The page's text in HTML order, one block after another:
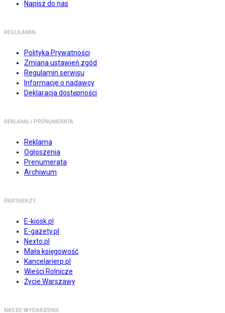
Napisz do nas
REGULAMIN
Polityka Prywatności
Zmiana ustawień zgód
Regulamin serwisu
Informacje o nadawcy
Deklaracja dostępności
REKLAMA I PRENUMERATA
Reklama
Ogłoszenia
Prenumerata
Archiwum
PARTNERZY
E-kiosk.pl
E-gazety.pl
Nexto.pl
Mała księgowość
Kancelarierp.pl
Wieści Rolnicze
Życie Warszawy
NASZE WYDARZENIA